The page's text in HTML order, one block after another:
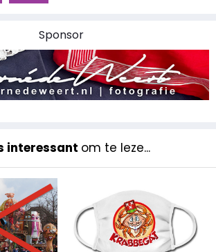
Sponsor
interessant om te leze...